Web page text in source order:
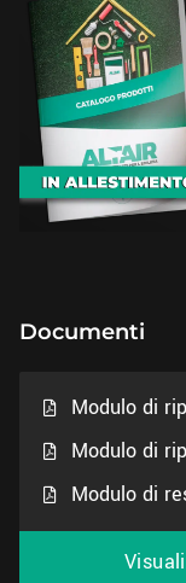
Documenti
Modulo di
Modulo di
Modulo di